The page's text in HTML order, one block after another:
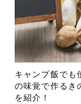
キャンプ飯でも
の味覚で作るき
を紹介！